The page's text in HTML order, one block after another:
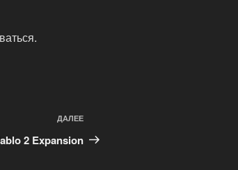
.
запись
ДАЛЕЕ
2 Expansion